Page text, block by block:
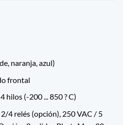
naranja, azul)
frontal
hilos (-200 ... 850 ? C)
4 relés (opción), 250 VAC / 5